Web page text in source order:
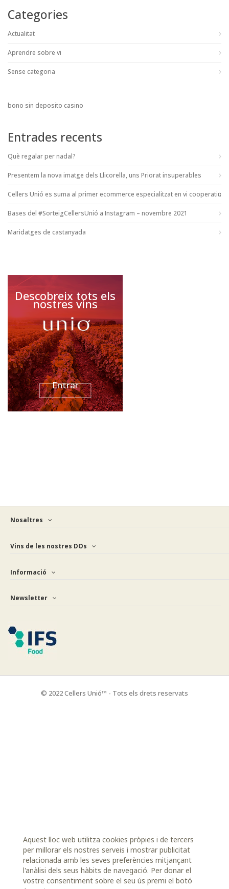
Categories
Actualitat
Aprendre sobre vi
Sense categoria
bono sin deposito casino
Entrades recents
Què regalar per nadal?
Presentem la nova imatge dels Llicorella, uns Priorat insuperables
Cellers Unió es suma al primer ecommerce especialitzat en vi cooperatiu
Bases del #SorteigCellersUnió a Instagram – novembre 2021
Maridatges de castanyada
Descobreix tots els
nostres vins
Entrar
Nosaltres
Vins de les nostres DOs
Informació
Aquest lloc web utilitza cookies pròpies i de tercers
per millorar els nostres serveis i mostrar publicitat
relacionada amb les seves preferències mitjançant
l'anàlisi dels seus hàbits de navegació. Per donar el
vostre consentiment sobre el seu ús premi el botó
Newsletter
© 2022 Cellers Unió™ - Tots els drets reservats